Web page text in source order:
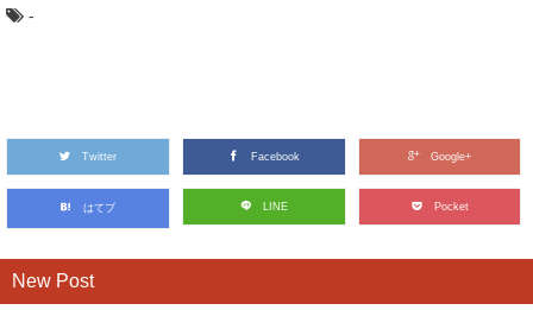
-
Twitter Facebook Google+
はてブ LINE Pocket
New Post